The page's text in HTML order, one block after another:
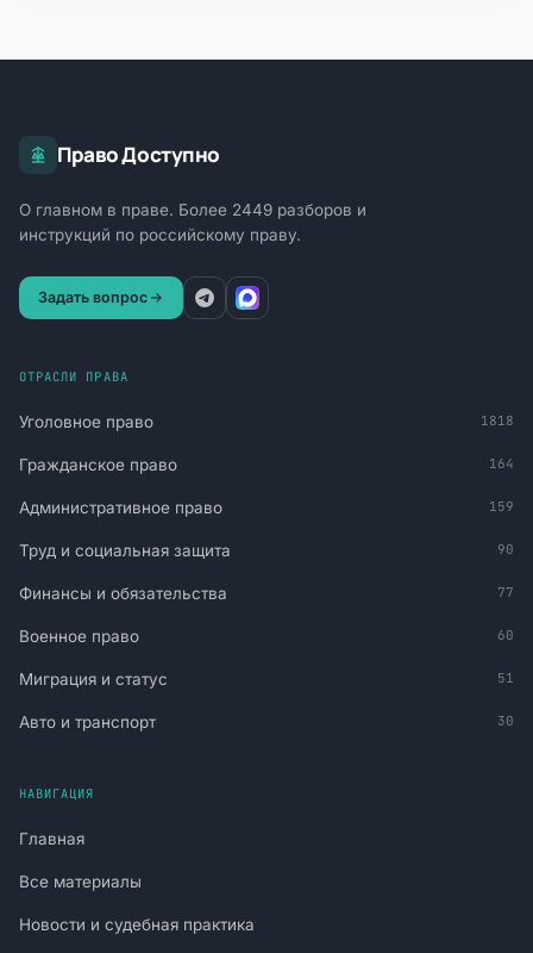
Право Доступно
О главном в праве. Более 2449 разборов и
инструкций по российскому праву.
Задать вопрос
ОТРАСЛИ ПРАВА
Уголовное право 1818
Гражданское право 164
Административное право 159
Труд и социальная защита 90
Финансы и обязательства 77
Военное право 60
Миграция и статус 51
Авто и транспорт 30
НАВИГАЦИЯ
Главная
Все материалы
Новости и судебная практика